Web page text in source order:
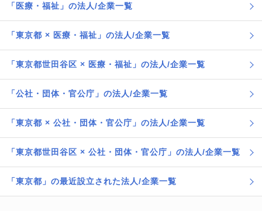
「医療・福祉」の法人/企業一覧
「東京都 × 医療・福祉」の法人/企業一覧
「東京都世田谷区 × 医療・福祉」の法人/企業一覧
「公社・団体・官公庁」の法人/企業一覧
「東京都 × 公社・団体・官公庁」の法人/企業一覧
「東京都世田谷区 × 公社・団体・官公庁」の法人/企業一覧
「東京都」の最近設立された法人/企業一覧